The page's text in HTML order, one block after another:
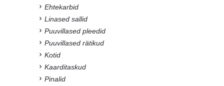
Ehtekarbid
Linased sallid
Puuvillased pleedid
Puuvillased rätikud
Kotid
Kaarditaskud
Pinalid